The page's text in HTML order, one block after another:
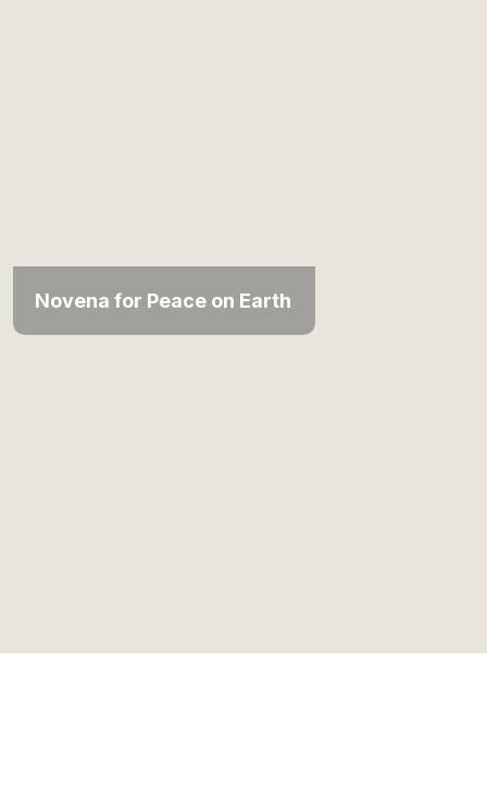
Novena for Peace on Earth